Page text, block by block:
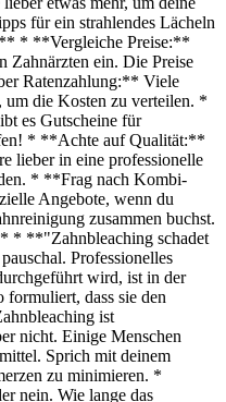
für ein strahlendes Lächeln
* **Vergleiche Preise:**
Zahnärzten ein. Die Preise
Ratenzahlung:** Viele
um die Kosten zu verteilen. *
es Gutscheine für
* **Achte auf Qualität:**
lieber in eine professionelle
* **Frag nach Kombi-
Angebote, wenn du
zusammen buchst.
* **"Zahnbleaching schadet
Professionelles
wird, ist in der
dass sie den
ist
nicht. Einige Menschen
Sprich mit deinem
zu minimieren. *
nein. Wie lange das